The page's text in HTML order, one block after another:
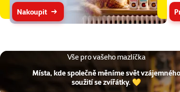
Nakoupit
Vše pro vašeho mazlíčka
Místa, kde společně měníme svět vzájemného
soužití se zvířátky. 💛